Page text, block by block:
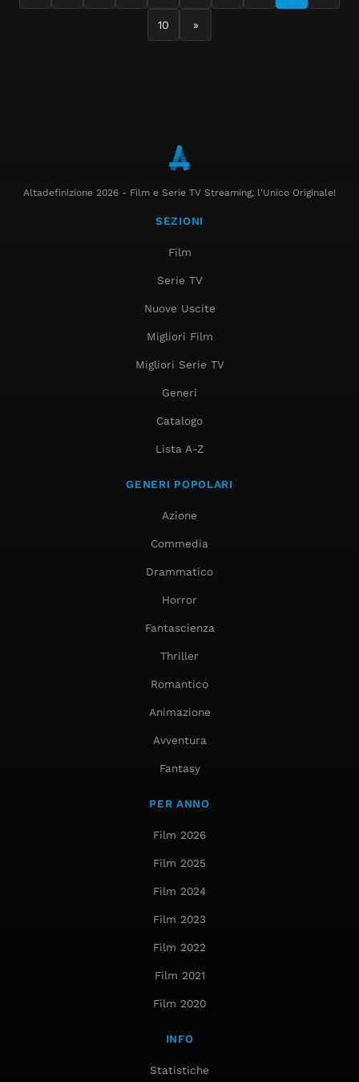
10 »
Altadefinizione 2026 - Film e Serie TV Streaming, l'Unico Originale!
SEZIONI
Film
Serie TV
Nuove Uscite
Migliori Film
Migliori Serie TV
Generi
Catalogo
Lista A-Z
GENERI POPOLARI
Azione
Commedia
Drammatico
Horror
Fantascienza
Thriller
Romantico
Animazione
Avventura
Fantasy
PER ANNO
Film 2026
Film 2025
Film 2024
Film 2023
Film 2022
Film 2021
Film 2020
INFO
Statistiche